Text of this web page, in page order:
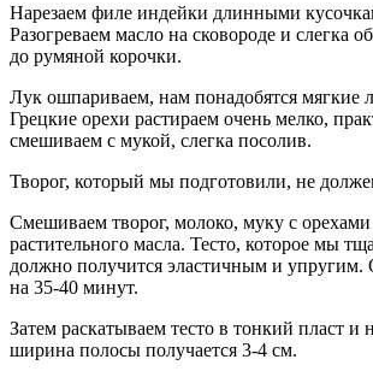
Нарезаем филе индейки длинными
Разогреваем масло на сковороде и слегка
до румяной корочки.
Лук ошпариваем, нам понадобятся мягкие
Грецкие орехи растираем очень мелко,
смешиваем с мукой, слегка посолив.
Творог, который мы подготовили, не
Смешиваем творог, молоко, муку с
растительного масла. Тесто, которое мы
должно получится эластичным и упругим.
на 35-40 минут.
Затем раскатываем тесто в тонкий пласт и
ширина полосы получается 3-4 см.